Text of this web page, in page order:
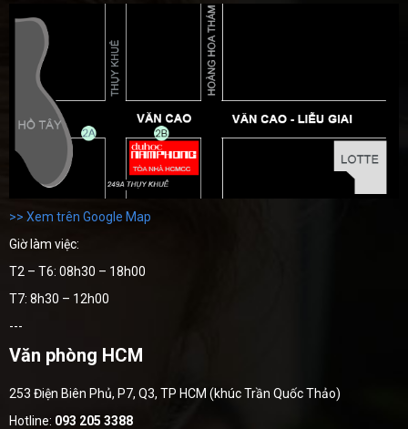
>> Xem trên Google Map
Giờ làm việc:
T2 – T6: 08h30 – 18h00
T7: 8h30 – 12h00
---
Văn phòng HCM
253 Điện Biên Phủ, P7, Q3, TP HCM (khúc Trần Quốc Thảo)
Hotline: 093 205 3388